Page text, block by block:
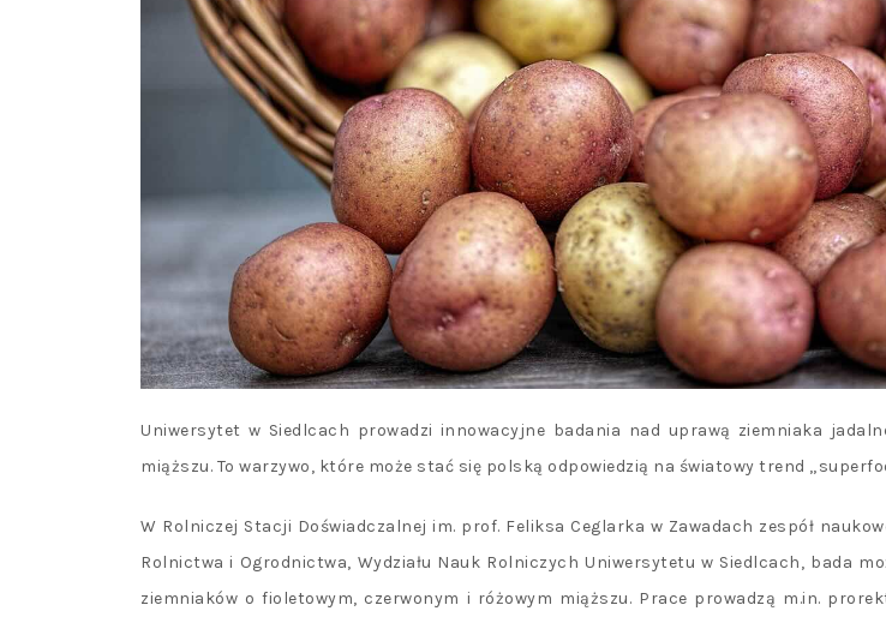
Uniwersytet w Siedlcach prowadzi innowacyjne badania nad uprawą ziemniaka
miąższu. To warzywo, które może stać się polską odpowiedzią na światowy trend
W Rolniczej Stacji Doświadczalnej im. prof. Feliksa Ceglarka w Zawadach zespół
Rolnictwa i Ogrodnictwa, Wydziału Nauk Rolniczych Uniwersytetu w Siedlcach, bada
ziemniaków o fioletowym, czerwonym i różowym miąższu. Prace prowadzą m.in.